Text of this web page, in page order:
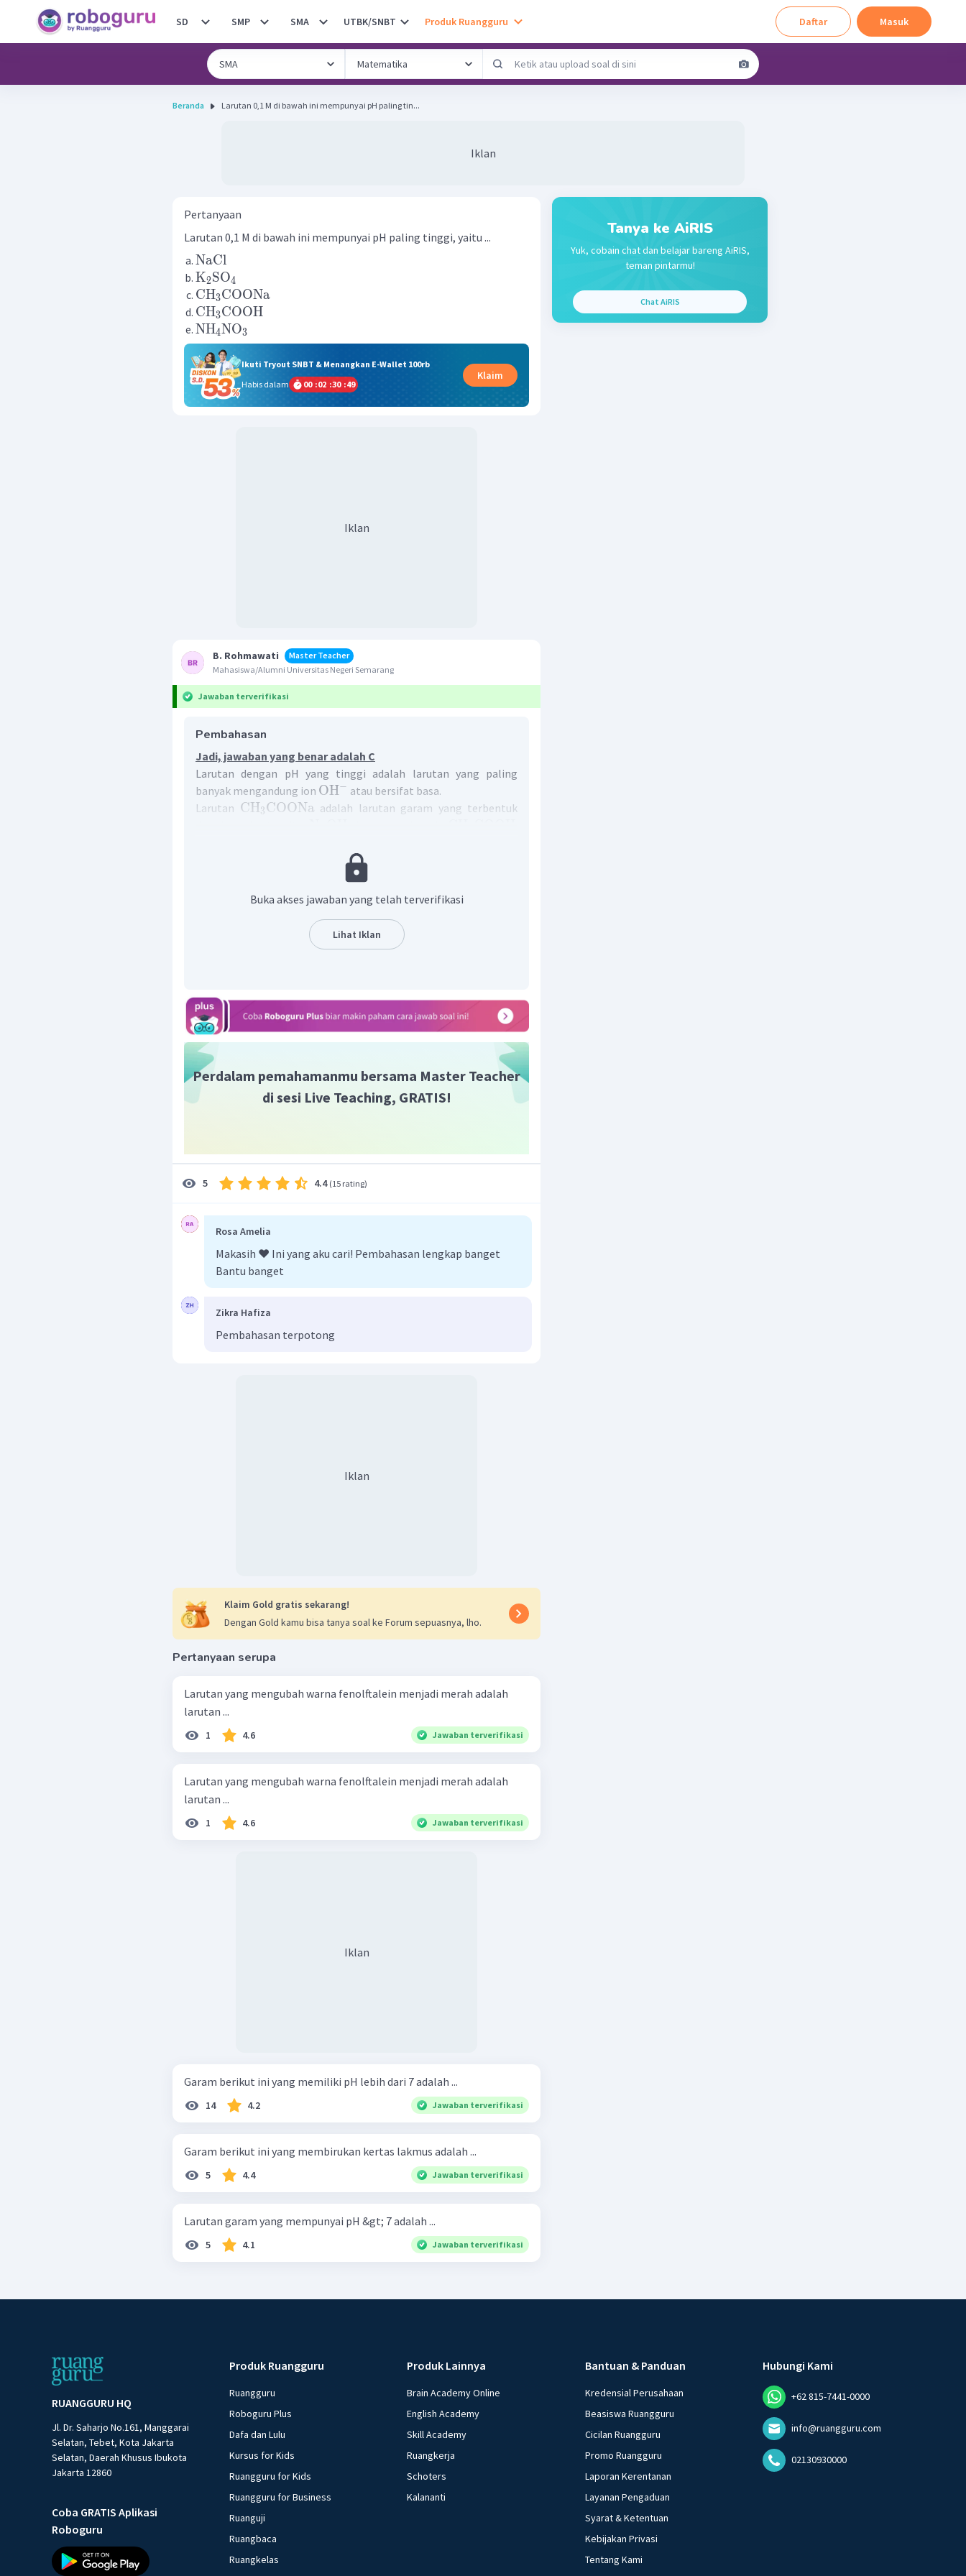
SD SMP SMA UTBK/SNBT Produk Ruangguru Daftar Masuk
Beranda Larutan 0,1 M di bawah ini mempunyai pH paling tin...
Iklan
Pertanyaan
Larutan 0,1 M di bawah ini mempunyai pH paling tinggi, yaitu ...
NaCl
K2SO4
CH3COONa
CH3COOH
NH4NO3
Ikuti Tryout SNBT & Menangkan E-Wallet 100rb
Habis dalam
00 :02 :30 :49
Klaim
Iklan
B. Rohmawati
Master Teacher
Mahasiswa/Alumni Universitas Negeri Semarang
Jawaban terverifikasi
Pembahasan
Jadi, jawaban yang benar adalah C
Larutan dengan pH yang tinggi adalah larutan yang paling
banyak mengandung ion OH− atau bersifat basa.
Larutan CH3COONa adalah larutan garam yang terbentuk
Anion dari garam tersebut nantinya akan mengalami reaksi
Reaksi ionisasi :
CH COO − + +
CH3COO +H2O ⇌ CH3COOH+OH
Adanya ionOH menandakan bahwa garam tersebut bersifat
basa, dimana pH basa di atas 7.
Buka akses jawaban yang telah terverifikasi
Lihat Iklan
Perdalam pemahamanmu bersama Master Teacher
di sesi Live Teaching, GRATIS!
5 4.4 (15 rating)
Rosa Amelia
Makasih ❤️ Ini yang aku cari! Pembahasan lengkap banget
Bantu banget
Zikra Hafiza
Pembahasan terpotong
Iklan
Klaim Gold gratis sekarang!
Dengan Gold kamu bisa tanya soal ke Forum sepuasnya, lho.
Pertanyaan serupa
Larutan yang mengubah warna fenolftalein menjadi merah adalah
larutan ...
1 4.6 Jawaban terverifikasi
Larutan yang mengubah warna fenolftalein menjadi merah adalah
larutan ...
1 4.6 Jawaban terverifikasi
Iklan
Garam berikut ini yang memiliki pH lebih dari 7 adalah ...
14 4.2 Jawaban terverifikasi
Garam berikut ini yang membirukan kertas lakmus adalah ...
5 4.4 Jawaban terverifikasi
Larutan garam yang mempunyai pH &gt; 7 adalah ...
5 4.1 Jawaban terverifikasi
Tanya ke AiRIS
Yuk, cobain chat dan belajar bareng AiRIS,
teman pintarmu!
Chat AiRIS
RUANGGURU HQ
Jl. Dr. Saharjo No.161, Manggarai
Selatan, Tebet, Kota Jakarta
Selatan, Daerah Khusus Ibukota
Jakarta 12860
Coba GRATIS Aplikasi
Roboguru
Produk Ruangguru
Ruangguru
Roboguru Plus
Dafa dan Lulu
Kursus for Kids
Ruangguru for Kids
Ruangguru for Business
Ruanguji
Ruangbaca
Ruangkelas
Produk Lainnya
Brain Academy Online
English Academy
Skill Academy
Ruangkerja
Schoters
Kalananti
Bantuan & Panduan
Kredensial Perusahaan
Beasiswa Ruangguru
Cicilan Ruangguru
Promo Ruangguru
Laporan Kerentanan
Layanan Pengaduan
Syarat & Ketentuan
Kebijakan Privasi
Tentang Kami
Hubungi Kami
+62 815-7441-0000
info@ruangguru.com
02130930000